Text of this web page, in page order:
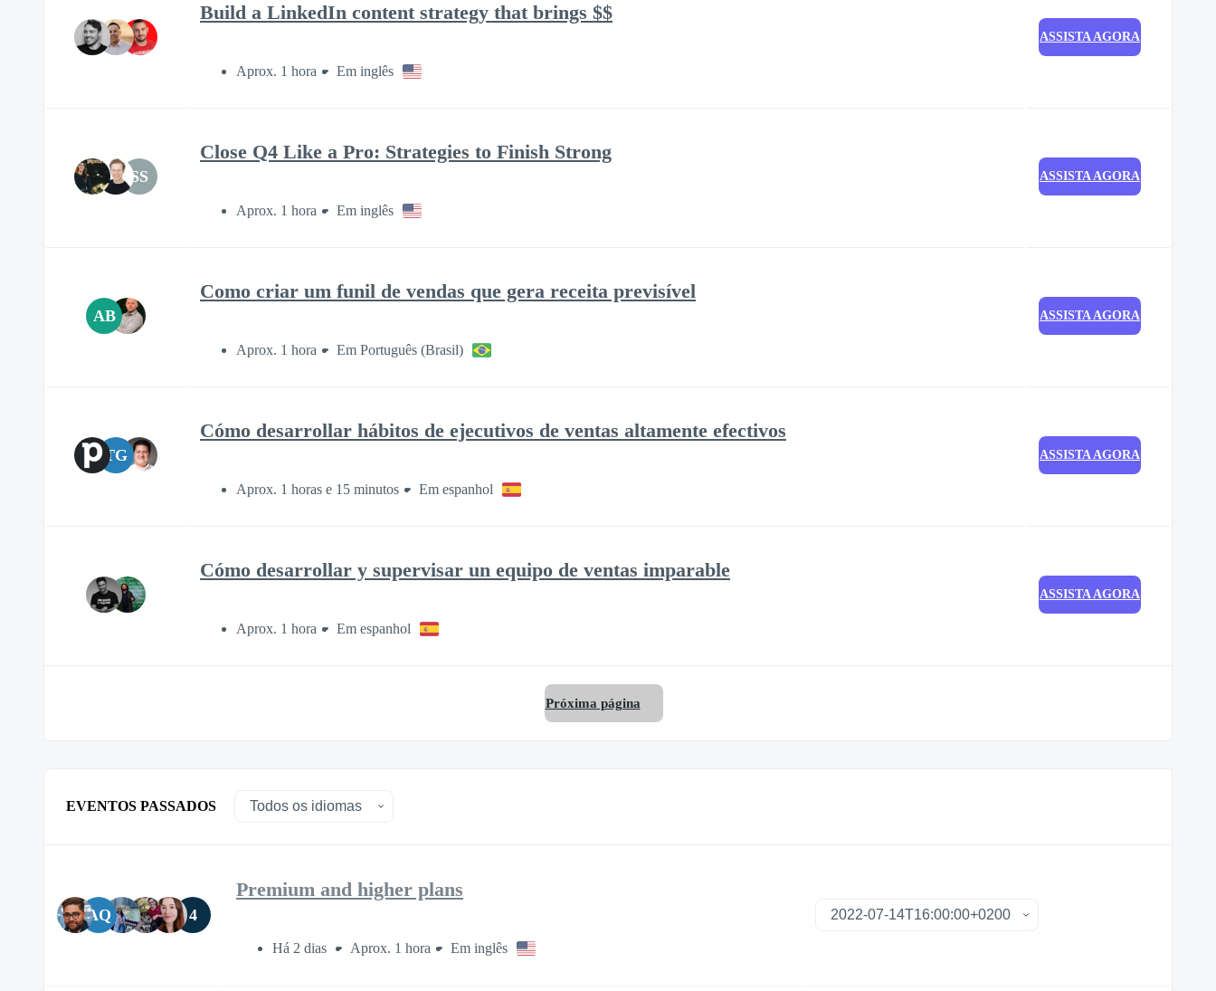
Build a LinkedIn content strategy that brings $$
Aprox. 1 hora Em inglês
ASSISTA AGORA
SS
Close Q4 Like a Pro: Strategies to Finish Strong
Aprox. 1 hora Em inglês
ASSISTA AGORA
AB
Como criar um funil de vendas que gera receita previsível
Aprox. 1 hora Em Português (Brasil)
ASSISTA AGORA
TG
Cómo desarrollar hábitos de ejecutivos de ventas altamente efectivos
Aprox. 1 horas e 15 minutos Em espanhol
ASSISTA AGORA
Cómo desarrollar y supervisar un equipo de ventas imparable
Aprox. 1 hora Em espanhol
ASSISTA AGORA
Próxima página
EVENTOS PASSADOS
AQ 4
Premium and higher plans
Há 2 dias Aprox. 1 hora Em inglês